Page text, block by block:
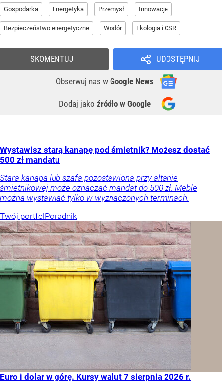
Gospodarka Energetyka Przemysł Innowacje
Bezpieczeństwo energetyczne Wodór Ekologia i CSR
UDOSTĘPNIJ
Obserwuj nas w Google News
Dodaj jako źródło w Google
SKOMENTUJ
Wystawisz starą kanapę pod śmietnik? Możesz dostać
500 zł mandatu
Stara kanapa lub szafa pozostawiona przy altanie
śmietnikowej może oznaczać mandat do 500 zł. Meble
można wystawiać tylko w wyznaczonych terminach.
Twój portfelPoradnik
Euro i dolar w górę. Kursy walut 7 sierpnia 2026 r.